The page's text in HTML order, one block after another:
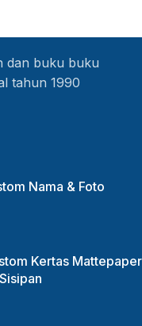
dan buku buku
tahun 1990
Nama & Foto
Kertas Mattepaper